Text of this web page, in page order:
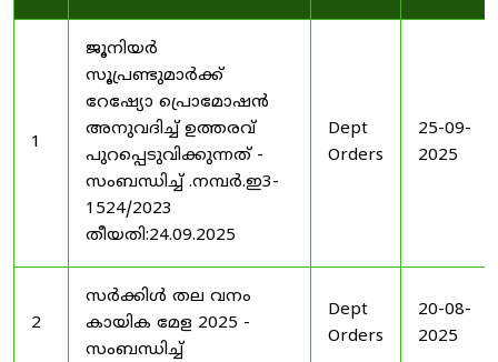
1
ജൂനിയർ
സൂപ്രണ്ടുമാർക്ക്
റേഷ്യോ പ്രൊമോഷൻ
അനുവദിച്ച് ഉത്തരവ്
പുറപ്പെടുവിക്കുന്നത് -
സംബന്ധിച്ച് .നമ്പർ.ഇ3-
1524/2023
തീയതി:24.09.2025
Dept
Orders
25-09-
2025
2
സർക്കിൾ തല വനം
കായിക മേള 2025 -
സംബന്ധിച്ച്
Dept
Orders
20-08-
2025